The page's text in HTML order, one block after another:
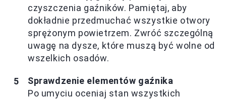
czyszczenia gaźników. Pamiętaj, aby
dokładnie przedmuchać wszystkie otwory
sprężonym powietrzem. Zwróć szczególną
uwagę na dysze, które muszą być wolne od
wszelkich osadów.
Sprawdzenie elementów gaźnika
Po umyciu oceniaj stan wszystkich